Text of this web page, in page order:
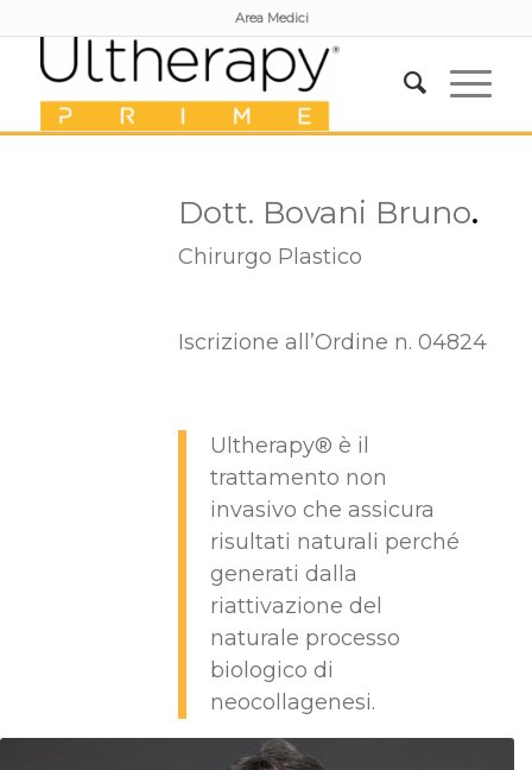
Area Medici
Dott. Bovani Bruno.
Chirurgo Plastico
Iscrizione all’Ordine n. 04824
Ultherapy® è il
trattamento non
invasivo che assicura
risultati naturali perché
generati dalla
riattivazione del
naturale processo
biologico di
neocollagenesi.